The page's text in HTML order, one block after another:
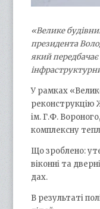
«Велике
президента
який
У рамках
реконструкцію
ім. Г.Ф.
комплексну
Що зроблено:
віконні та
дах.
В результаті